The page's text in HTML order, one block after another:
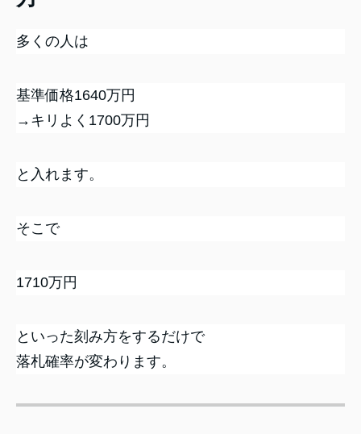
多くの人は
基準価格1640万円
→キリよく1700万円
と入れます。
そこで
1710万円
といった刻み方をするだけで
落札確率が変わります。